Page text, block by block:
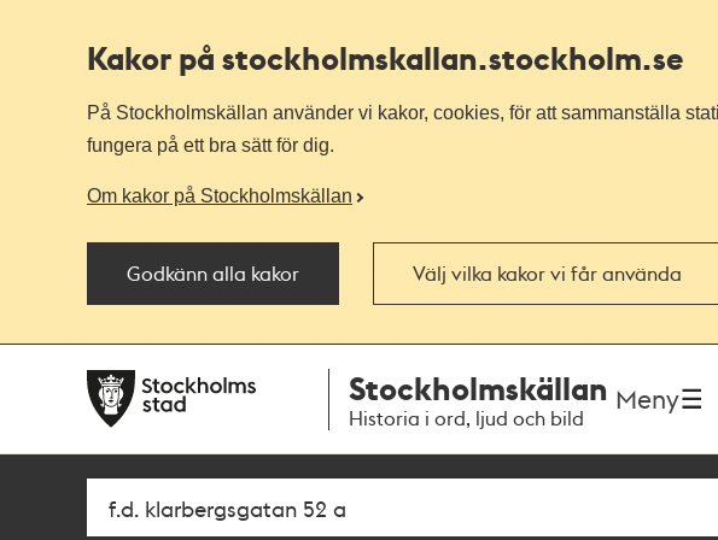
Kakor på stockholmskallan.stockholm.se
På Stockholmskällan använder vi kakor, cookies, för att sammanställa
fungera på ett bra sätt för dig.
Om kakor på Stockholmskällan
Godkänn alla kakor Välj vilka kakor vi får använda
navigationen
huvudinnehållet
Stockholmskällan
Historia i ord, ljud och bild
Meny
Sök